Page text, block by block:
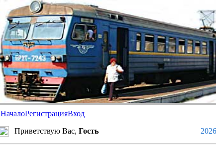
НачалоРегистрацияВход
Приветствую Вас, Гость